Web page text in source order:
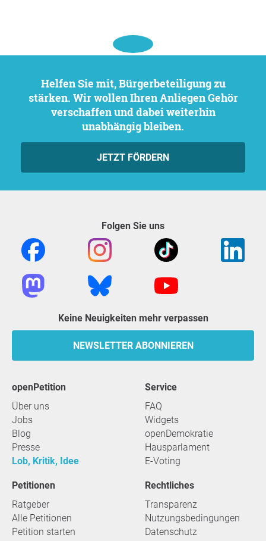
Helfen Sie mit, Bürgerbeteiligung zu
stärken. Wir wollen Ihren Anliegen Gehör
verschaffen und dabei weiterhin
unabhängig bleiben.
JETZT FÖRDERN
Folgen Sie uns
Keine Neuigkeiten mehr verpassen
NEWSLETTER ABONNIEREN
openPetition
Über uns
Jobs
Blog
Presse
Lob, Kritik, Idee
Service
FAQ
Widgets
openDemokratie
Hausparlament
E-Voting
Petitionen
Ratgeber
Alle Petitionen
Petition starten
Rechtliches
Transparenz
Nutzungsbedingungen
Datenschutz